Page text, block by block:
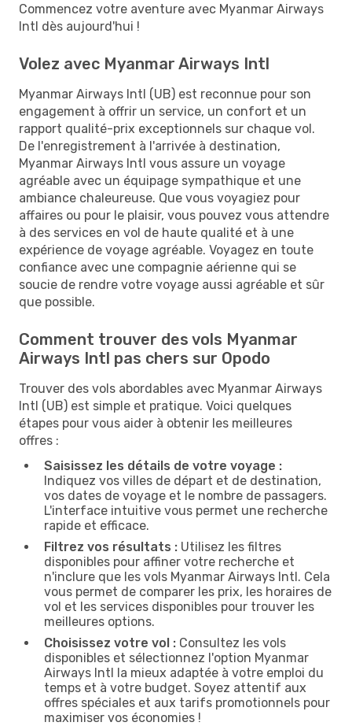
Commencez votre aventure avec Myanmar Airways
Intl dès aujourd'hui !
Volez avec Myanmar Airways Intl
Myanmar Airways Intl (UB) est reconnue pour son
engagement à offrir un service, un confort et un
rapport qualité-prix exceptionnels sur chaque vol.
De l'enregistrement à l'arrivée à destination,
Myanmar Airways Intl vous assure un voyage
agréable avec un équipage sympathique et une
ambiance chaleureuse. Que vous voyagiez pour
affaires ou pour le plaisir, vous pouvez vous attendre
à des services en vol de haute qualité et à une
expérience de voyage agréable. Voyagez en toute
confiance avec une compagnie aérienne qui se
soucie de rendre votre voyage aussi agréable et sûr
que possible.
Comment trouver des vols Myanmar
Airways Intl pas chers sur Opodo
Trouver des vols abordables avec Myanmar Airways
Intl (UB) est simple et pratique. Voici quelques
étapes pour vous aider à obtenir les meilleures
offres :
Saisissez les détails de votre voyage :
Indiquez vos villes de départ et de destination,
vos dates de voyage et le nombre de passagers.
L'interface intuitive vous permet une recherche
rapide et efficace.
Filtrez vos résultats : Utilisez les filtres
disponibles pour affiner votre recherche et
n'inclure que les vols Myanmar Airways Intl. Cela
vous permet de comparer les prix, les horaires de
vol et les services disponibles pour trouver les
meilleures options.
Choisissez votre vol : Consultez les vols
disponibles et sélectionnez l'option Myanmar
Airways Intl la mieux adaptée à votre emploi du
temps et à votre budget. Soyez attentif aux
offres spéciales et aux tarifs promotionnels pour
maximiser vos économies !